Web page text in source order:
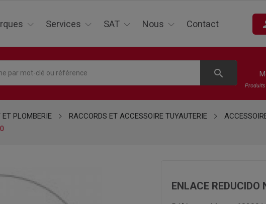
Services SAT Nous Contact
search
ET PLOMBERIE RACCORDS ET ACCESSOIRE TUYAUTERIE
ENLACE